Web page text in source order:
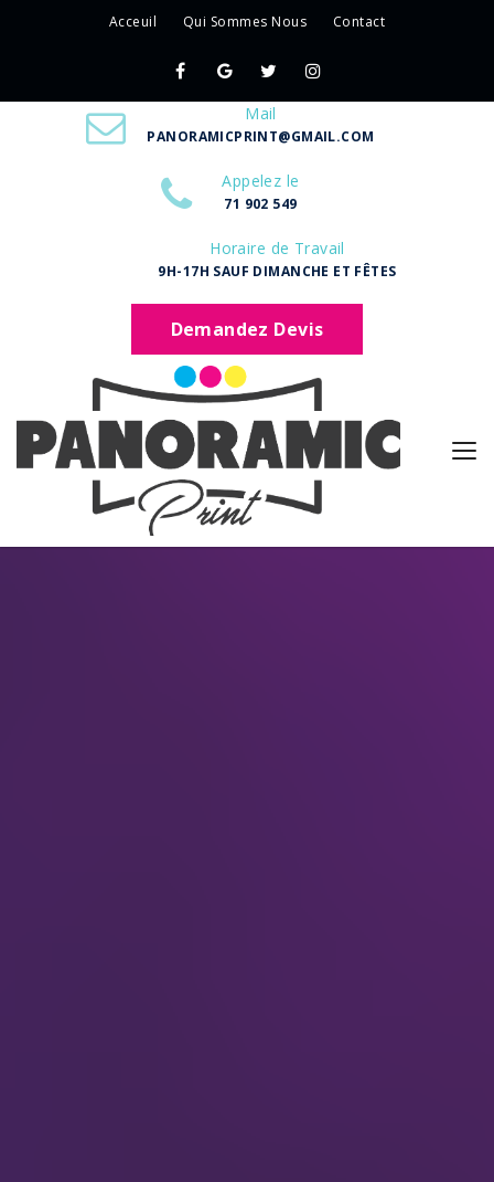
Acceuil Qui Sommes Nous Contact
Mail
PANORAMICPRINT@GMAIL.COM
Appelez le
71 902 549
Horaire de Travail
9H-17H SAUF DIMANCHE ET FÊTES
Demandez Devis